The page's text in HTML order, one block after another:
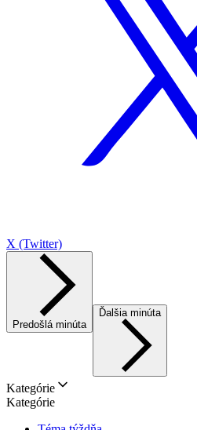
X (Twitter)
Predošlá minúta
Ďalšia minúta
Kategórie
Kategórie